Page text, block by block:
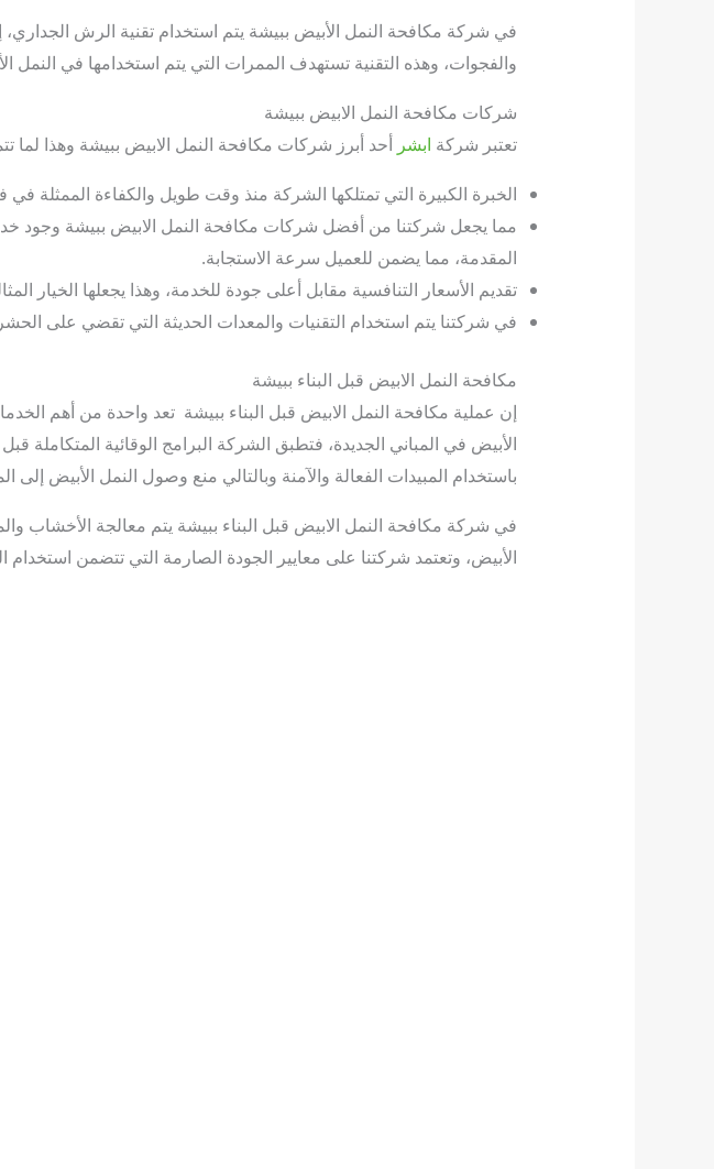
في شركة مكافحة النمل الأبيض ببيشة يتم استخدام تقنية الرش
والفجوات، وهذه التقنية تستهدف الممرات التي يتم استخدامها في النمل
شركات مكافحة النمل الابيض ببيشة
تعتبر شركة ابشر أحد أبرز شركات مكافحة النمل الابيض ببيشة وهذا
الخبرة الكبيرة التي تمتلكها الشركة منذ وقت طويل والكفاءة
مما يجعل شركتنا من أفضل شركات مكافحة النمل الابيض ببيشة وجود خدمة
المقدمة، مما يضمن للعميل سرعة الاستجابة.
تقديم الأسعار التنافسية مقابل أعلى جودة للخدمة، وهذا يجعلها الخيار
في شركتنا يتم استخدام التقنيات والمعدات الحديثة التي تقضي على
مكافحة النمل الابيض قبل البناء ببيشة
إن عملية مكافحة النمل الابيض قبل البناء ببيشة تعد واحدة من أهم
الأبيض في المباني الجديدة، فتطبق الشركة البرامج الوقائية المتكاملة
باستخدام المبيدات الفعالة والآمنة وبالتالي منع وصول النمل الأبيض إلى
في شركة مكافحة النمل الابيض قبل البناء ببيشة يتم معالجة
الأبيض، وتعتمد شركتنا على معايير الجودة الصارمة التي تتضمن استخدام